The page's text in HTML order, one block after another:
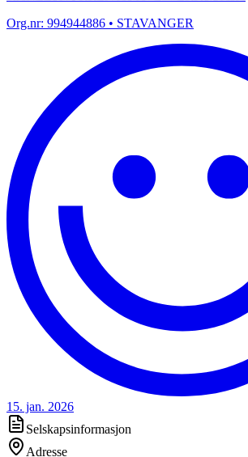
Org.nr: 994944886 • STAVANGER
15. jan. 2026
Selskapsinformasjon
Adresse